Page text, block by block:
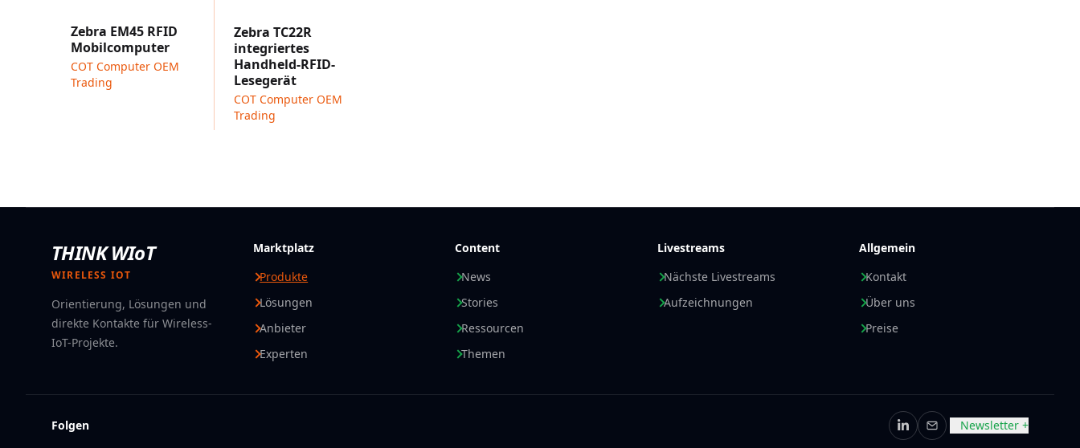
Zebra EM45 RFID
Mobilcomputer
COT Computer OEM
Trading
Zebra TC22R
integriertes
Handheld-RFID-
Lesegerät
COT Computer OEM
Trading
THINK WIoT
WIRELESS IOT
Orientierung, Lösungen und
direkte Kontakte für Wireless-
IoT-Projekte.
Marktplatz
Produkte
Lösungen
Anbieter
Experten
Content
News
Stories
Ressourcen
Themen
Livestreams
Nächste Livestreams
Aufzeichnungen
Allgemein
Kontakt
Über uns
Preise
Folgen LinkedIn
E-MailNewsletter +